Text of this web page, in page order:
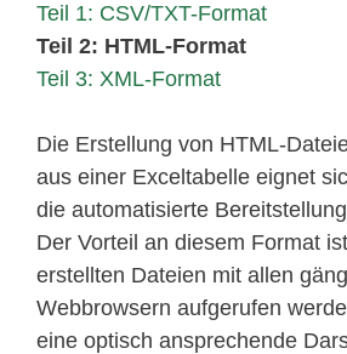
Teil 1: CSV/TXT-Format
Teil 2: HTML-Format
Teil 3: XML-Format
Die Erstellung von HTML-
aus einer Exceltabelle eignet
die automatisierte
Der Vorteil an diesem Format
erstellten Dateien mit allen
Webbrowsern aufgerufen
eine optisch ansprechende